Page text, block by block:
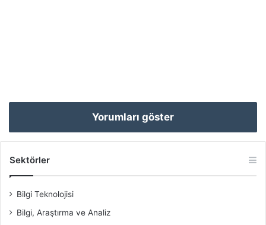
Yorumları göster
Sektörler
Bilgi Teknolojisi
Bilgi, Araştırma ve Analiz